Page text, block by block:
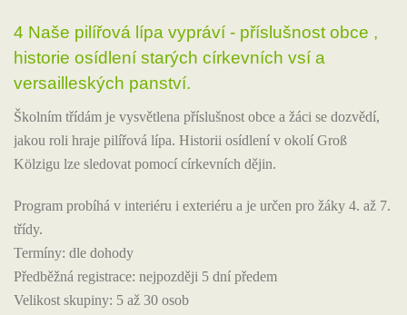
4 Naše pilířová lípa vypráví - příslušnost obce ,
historie osídlení starých církevních vsí a
versailleských panství.
Školním třídám je vysvětlena příslušnost obce a žáci se dozvědí,
jakou roli hraje pilířová lípa. Historii osídlení v okolí Groß
Kölzigu lze sledovat pomocí církevních dějin.
Program probíhá v interiéru i exteriéru a je určen pro žáky 4. až 7.
třídy.
Termíny: dle dohody
Předběžná registrace: nejpozději 5 dní předem
Velikost skupiny: 5 až 30 osob